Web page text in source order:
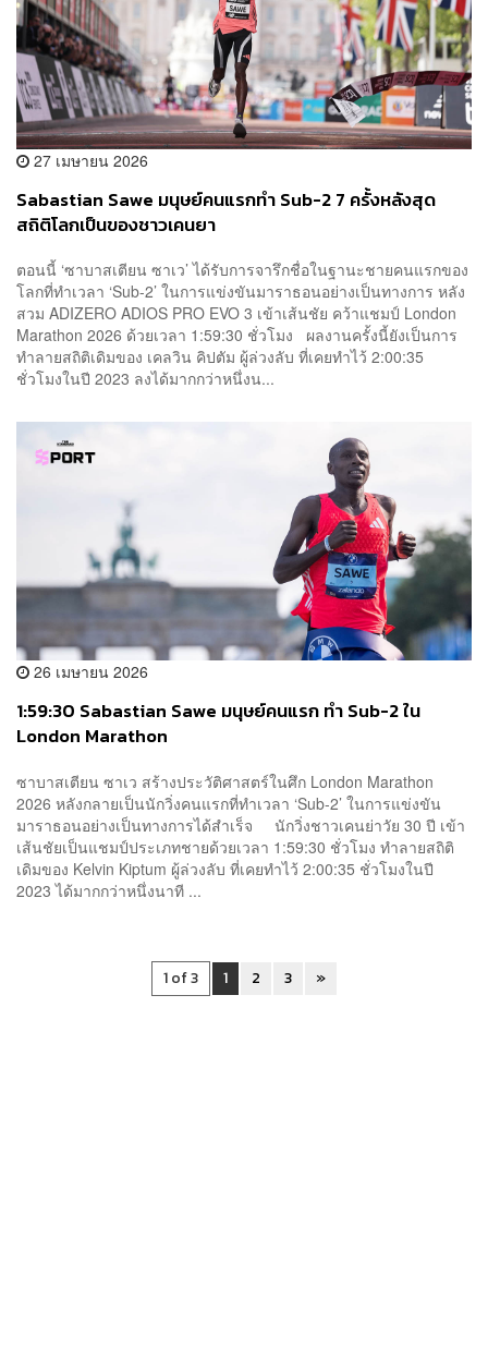
27 เมษายน 2026
Sabastian Sawe มนุษย์คนแรกทำ Sub-2 7 ครั้งหลังสุด
สถิติโลกเป็นของชาวเคนยา
ตอนนี้ ‘ซาบาสเตียน ซาเว’ ได้รับการจารึกชื่อในฐานะชายคนแรกของ
โลกที่ทำเวลา ‘Sub-2’ ในการแข่งขันมาราธอนอย่างเป็นทางการ หลัง
สวม ADIZERO ADIOS PRO EVO 3 เข้าเส้นชัย คว้าแชมป์ London
Marathon 2026 ด้วยเวลา 1:59:30 ชั่วโมง ผลงานครั้งนี้ยังเป็นการ
ทำลายสถิติเดิมของ เคลวิน คิปตัม ผู้ล่วงลับ ที่เคยทำไว้ 2:00:35
ชั่วโมงในปี 2023 ลงได้มากกว่าหนึ่งน...
26 เมษายน 2026
1:59:30 Sabastian Sawe มนุษย์คนแรก ทำ Sub-2 ใน
London Marathon
ซาบาสเตียน ซาเว สร้างประวัติศาสตร์ในศึก London Marathon
2026 หลังกลายเป็นนักวิ่งคนแรกที่ทำเวลา ‘Sub-2’ ในการแข่งขัน
มาราธอนอย่างเป็นทางการได้สำเร็จ นักวิ่งชาวเคนย่าวัย 30 ปี เข้า
เส้นชัยเป็นแชมป์ประเภทชายด้วยเวลา 1:59:30 ชั่วโมง ทำลายสถิติ
เดิมของ Kelvin Kiptum ผู้ล่วงลับ ที่เคยทำไว้ 2:00:35 ชั่วโมงในปี
2023 ได้มากกว่าหนึ่งนาที ...
1 of 3 1 2 3 »